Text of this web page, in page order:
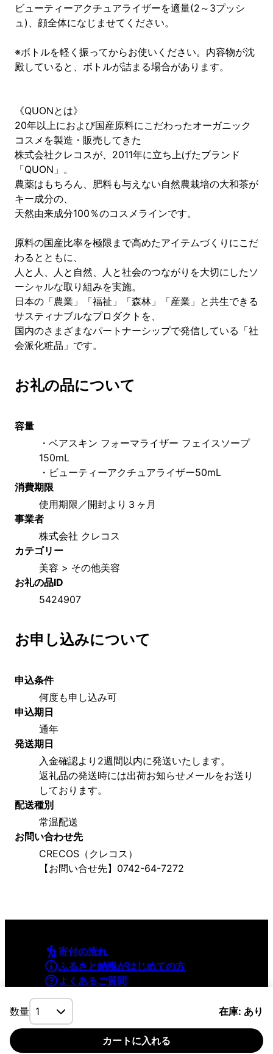
数量 在庫: あり
カートに入れる
ビューティーアクチュアライザーを適量(2～3プッシ
ュ)、顔全体になじませてください。
※ボトルを軽く振ってからお使いください。内容物が沈
殿していると、ボトルが詰まる場合があります。
《QUONとは》
20年以上におよび国産原料にこだわったオーガニック
コスメを製造・販売してきた
株式会社クレコスが、2011年に立ち上げたブランド
「QUON」。
農薬はもちろん、肥料も与えない自然農栽培の大和茶が
キー成分の、
天然由来成分100％のコスメラインです。
原料の国産比率を極限まで高めたアイテムづくりにこだ
わるとともに、
人と人、人と自然、人と社会のつながりを大切にしたソ
ーシャルな取り組みを実施。
日本の「農業」「福祉」「森林」「産業」と共生できる
サスティナブルなプロダクトを、
国内のさまざまなパートナーシップで発信している「社
会派化粧品」です。
お礼の品について
容量
・ベアスキン フォーマライザー フェイスソープ
150mL
・ビューティーアクチュアライザー50mL
消費期限
使用期限／開封より３ヶ月
事業者
株式会社 クレコス
カテゴリー
美容 > その他美容
お礼の品ID
5424907
お申し込みについて
申込条件
何度も申し込み可
申込期日
通年
発送期日
入金確認より2週間以内に発送いたします。
返礼品の発送時には出荷お知らせメールをお送り
しております。
配送種別
常温配送
お問い合わせ先
CRECOS（クレコス）
【お問い合せ先】0742-64-7272
寄付の流れ
ふるさと納税がはじめての方
よくあるご質問
利用規約
プライバシーポリシー
©YAMAPInc. ALL RIGHTS RESERVED.